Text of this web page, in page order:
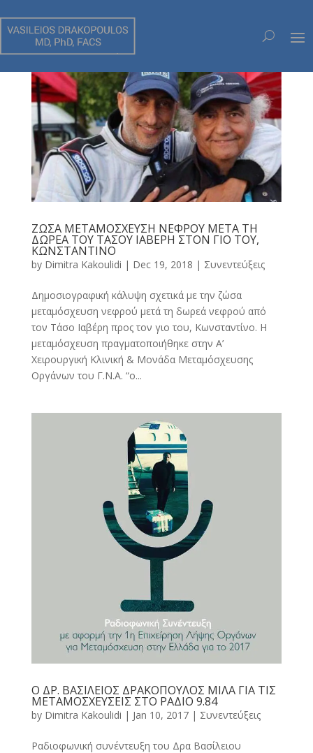
ΖΩΣΑ ΜΕΤΑΜΟΣΧΕΥΣΗ ΝΕΦΡΟΥ ΜΕΤΑ ΤΗ
ΔΩΡΕΑ ΤΟΥ ΤΑΣΟΥ ΙΑΒΕΡΗ ΣΤΟΝ ΓΙΟ ΤΟΥ,
ΚΩΝΣΤΑΝΤΙΝΟ
by Dimitra Kakoulidi | Dec 19, 2018 | Συνεντεύξεις
Δημοσιογραφική κάλυψη σχετικά με την ζώσα
μεταμόσχευση νεφρού μετά τη δωρεά νεφρού από
τον Τάσο Ιαβέρη προς τον γιο του, Κωνσταντίνο. Η
μεταμόσχευση πραγματοποιήθηκε στην Α’
Χειρουργική Κλινική & Μονάδα Μεταμόσχευσης
Οργάνων του Γ.Ν.Α. “ο...
Ο ΔΡ. ΒΑΣΙΛΕΙΟΣ ΔΡΑΚΟΠΟΥΛΟΣ ΜΙΛΑ ΓΙΑ ΤΙΣ
ΜΕΤΑΜΟΣΧΕΥΣΕΙΣ ΣΤΟ ΡΑΔΙΟ 9.84
by Dimitra Kakoulidi | Jan 10, 2017| Συνεντεύξεις
Ραδιοφωνική συνέντευξη του Δρα Βασίλειου